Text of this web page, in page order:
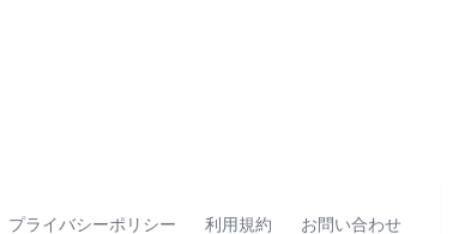
プライバシーポリシー 利用規約 お問い合わせ